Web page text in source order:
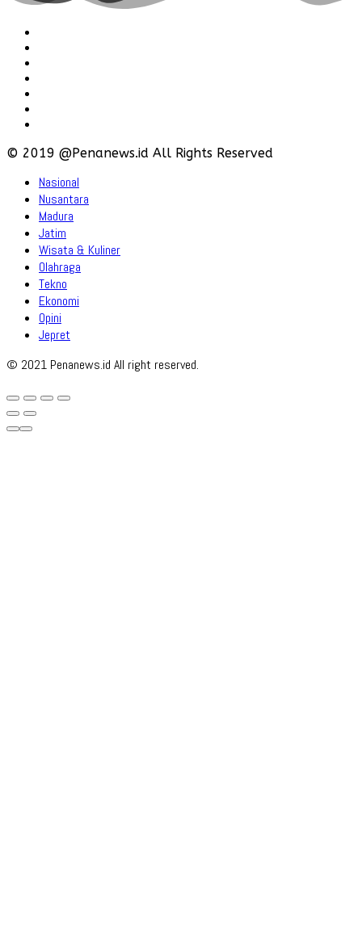
© 2019 @Penanews.id All Rights Reserved
Nasional
Nusantara
Madura
Jatim
Wisata & Kuliner
Olahraga
Tekno
Ekonomi
Opini
Jepret
© 2021 Penanews.id All right reserved.